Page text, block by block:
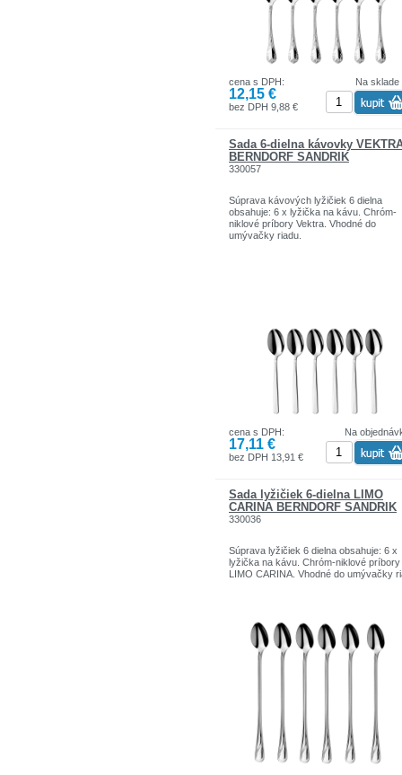
Na sklade
cena s DPH:
12,15 €
bez DPH 9,88 €
Sada 6-dielna kávovky
BERNDORF SANDRIK
330057
Súprava kávových lyžičiek 6 dielna
obsahuje: 6 x lyžička na kávu. Chróm-
niklové príbory Vektra. Vhodné do
umývačky riadu.
Na
cena s DPH:
17,11 €
bez DPH 13,91 €
Sada lyžičiek 6-dielna LIMO
CARINA BERNDORF SANDRIK
330036
Súprava lyžičiek 6 dielna obsahuje: 6 x
lyžička na kávu. Chróm-niklové príbory
LIMO CARINA. Vhodné do umývačky